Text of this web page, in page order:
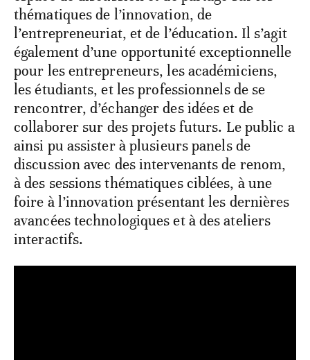
thématiques de l’innovation, de
l’entrepreneuriat, et de l’éducation. Il s’agit
également d’une opportunité exceptionnelle
pour les entrepreneurs, les académiciens,
les étudiants, et les professionnels de se
rencontrer, d’échanger des idées et de
collaborer sur des projets futurs. Le public a
ainsi pu assister à plusieurs panels de
discussion avec des intervenants de renom,
à des sessions thématiques ciblées, à une
foire à l’innovation présentant les dernières
avancées technologiques et à des ateliers
interactifs.